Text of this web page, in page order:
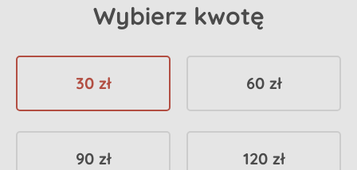
Wybierz kwotę
30 zł 60 zł
90 zł 120 zł